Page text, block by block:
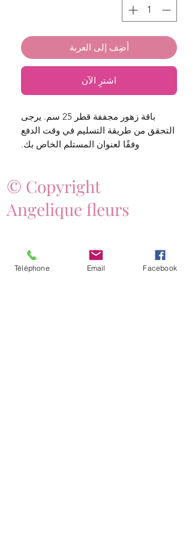
أضِف إلى العربة
اشترِ الآن
باقة زهور مجففة قطر 25 سم. يرجى
التحقق من طريقة التسليم في وقت الدفع
وفقًا لعنوان المستلم الخاص بك.
© Copyright
Angelique fleurs
Téléphone Email Facebook